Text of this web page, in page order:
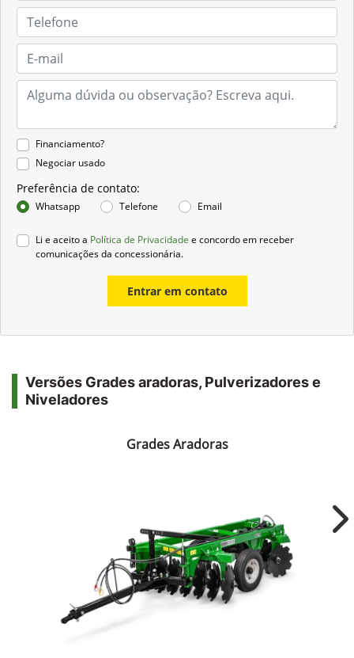
Financiamento?
Negociar usado
Preferência de contato:
Whatsapp Telefone Email
Li e aceito a Política de Privacidade e concordo em receber
comunicações da concessionária.
Entrar em contato
Versões Grades aradoras, Pulverizadores e
Niveladores
Grades Aradoras